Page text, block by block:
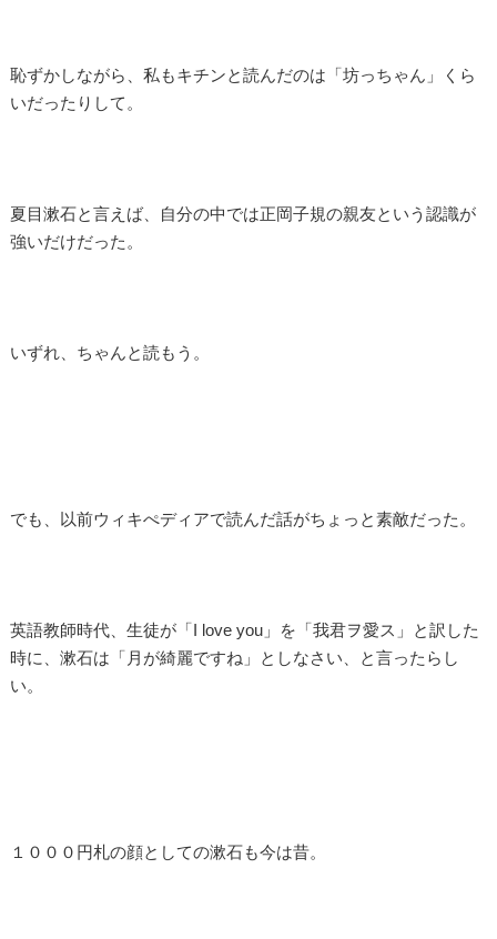
恥ずかしながら、私もキチンと読んだのは「坊っちゃん」くら
いだったりして。
夏目漱石と言えば、自分の中では正岡子規の親友という認識が
強いだけだった。
いずれ、ちゃんと読もう。
でも、以前ウィキぺディアで読んだ話がちょっと素敵だった。
英語教師時代、生徒が「I love you」を「我君ヲ愛ス」と訳した
時に、漱石は「月が綺麗ですね」としなさい、と言ったらし
い。
１０００円札の顔としての漱石も今は昔。